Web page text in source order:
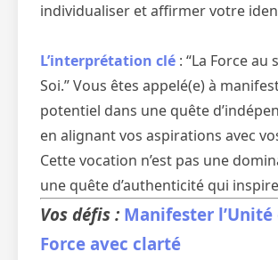
individualiser et affirmer votre
L’interprétation clé : “La Force au
Soi.” Vous êtes appelé(e) à
potentiel dans une quête
en alignant vos aspirations avec
Cette vocation n’est pas une
une quête d’authenticité qui
Vos défis : Manifester l’Unité
Force avec clarté